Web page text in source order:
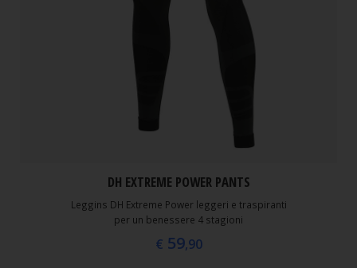
DH EXTREME POWER PANTS
Leggins DH Extreme Power leggeri e traspiranti
per un benessere 4 stagioni
€ 59,90